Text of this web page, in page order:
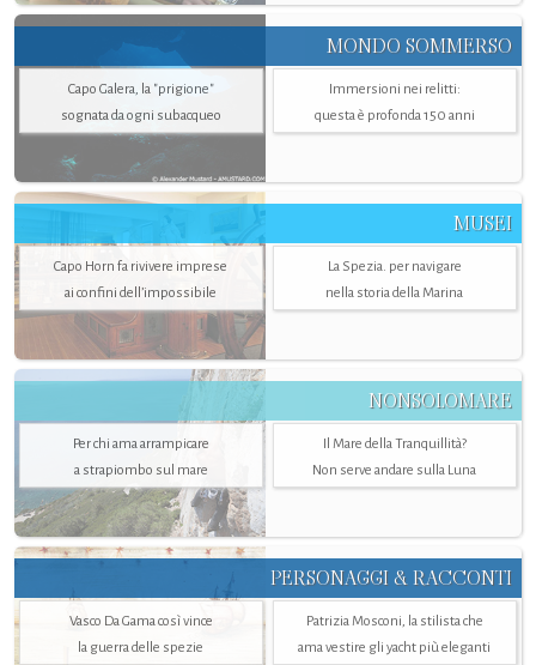
MONDO SOMMERSO
Capo Galera, la "prigione"
sognata da ogni subacqueo
Immersioni nei relitti:
questa è profonda 150 anni
MUSEI
Capo Horn fa rivivere imprese
ai confini dell’impossibile
La Spezia. per navigare
nella storia della Marina
NONSOLOMARE
Per chi ama arrampicare
a strapiombo sul mare
Il Mare della Tranquillità?
Non serve andare sulla Luna
PERSONAGGI & RACCONTI
Vasco Da Gama così vince
la guerra delle spezie
Patrizia Mosconi, la stilista che
ama vestire gli yacht più eleganti